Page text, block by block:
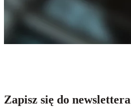
Zapisz się do newslettera